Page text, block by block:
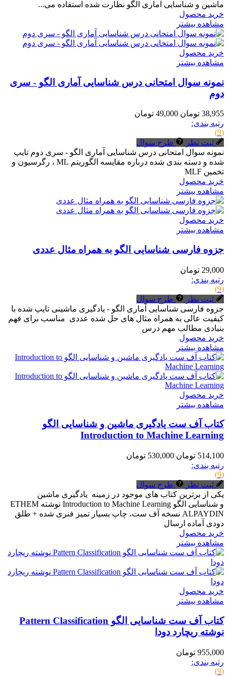
ماشین و شناسایی آماری الگو نظارت شده استفاده می...
خرید محصول
مشاهده بیشتر
خرید محصول
مشاهده بیشتر
نمونه سوال امتحانی درس شناسایی آماری الگو - سری
دوم
38,955 تومان
49,000 تومان
رتبه بندی:
(9)
ثبت نظر
طرح سوال
نمونه سوال امتحانی درس شناسایی آماری الگو - سری دوم تایپ
شده و دسته بندی شده درباره مقایسه الگوریتم ML ، رگرسیون و
تخمین MLF
خرید محصول
مشاهده بیشتر
خرید محصول
مشاهده بیشتر
جزوه فارسی شناسایی الگو به همراه مثال عددی
29,000 تومان
رتبه بندی:
(9)
ثبت نظر
طرح سوال
جزوه فارسی شناسایی آماری الگو - یادگیری ماشینی تایپ شده با
کیفیت عالی به همراه مثال های حل شده عددی مناسب برای فهم
بنیادی مطالب مهم درس
خرید محصول
مشاهده بیشتر
خرید محصول
مشاهده بیشتر
کتاب آف ست یادگیری ماشین و شناسایی الگو
Introduction to Machine Learning
514,100 تومان
530,000 تومان
رتبه بندی:
(9)
ثبت نظر
طرح سوال
یکی از برترین کتاب های موجود در زمینه یادگیری ماشین
و شناسایی الگو Introduction to Machine Learning نوشته ETHEM
ALPAYDIN نسخه آف ست، چاپ بسیار تمیز فنری شده + طلق
دودی آماده ارسال
خرید محصول
مشاهده بیشتر
خرید محصول
مشاهده بیشتر
کتاب آف ست شناسایی الگو Pattern Classification
نوشته ریچارد دودا
955,000 تومان
رتبه بندی:
(9)